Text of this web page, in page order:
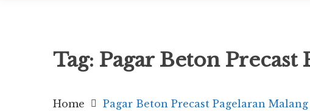
Tag: Pagar Beton Precast
Home Pagar Beton Precast Pagelaran Malang